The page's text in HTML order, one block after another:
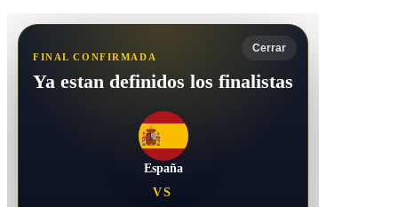
Cerrar
FINAL CONFIRMADA
Ya estan definidos los finalistas
España
VS